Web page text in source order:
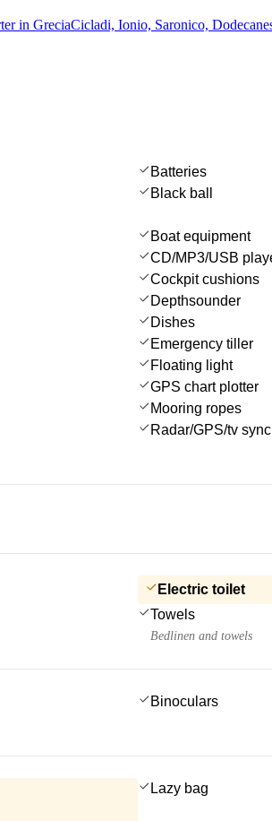
in GreciaCicladi, Ionio, Saronico,
Batteries
Black ball
Boat equipment
CD/MP3/USB
Cockpit cushions
Depthsounder
Dishes
Emergency tiller
Floating light
GPS chart plotter
Mooring ropes
Radar/GPS/tv
Electric toilet
Towels
Bedlinen and towels
Binoculars
Lazy bag